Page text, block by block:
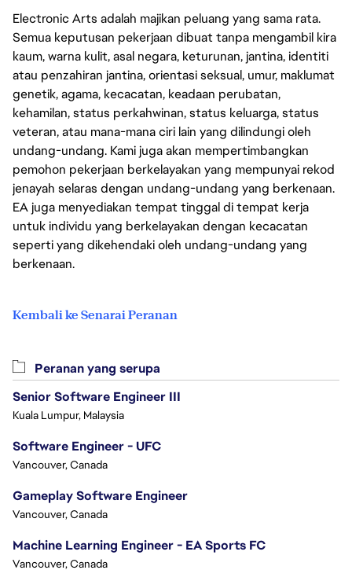
Electronic Arts adalah majikan peluang yang sama rata.
Semua keputusan pekerjaan dibuat tanpa mengambil kira
kaum, warna kulit, asal negara, keturunan, jantina, identiti
atau penzahiran jantina, orientasi seksual, umur, maklumat
genetik, agama, kecacatan, keadaan perubatan,
kehamilan, status perkahwinan, status keluarga, status
veteran, atau mana-mana ciri lain yang dilindungi oleh
undang-undang. Kami juga akan mempertimbangkan
pemohon pekerjaan berkelayakan yang mempunyai rekod
jenayah selaras dengan undang-undang yang berkenaan.
EA juga menyediakan tempat tinggal di tempat kerja
untuk individu yang berkelayakan dengan kecacatan
seperti yang dikehendaki oleh undang-undang yang
berkenaan.
Kembali ke Senarai Peranan
Peranan yang serupa
Senior Software Engineer III
Kuala Lumpur, Malaysia
Software Engineer - UFC
Vancouver, Canada
Gameplay Software Engineer
Vancouver, Canada
Machine Learning Engineer - EA Sports FC
Vancouver, Canada